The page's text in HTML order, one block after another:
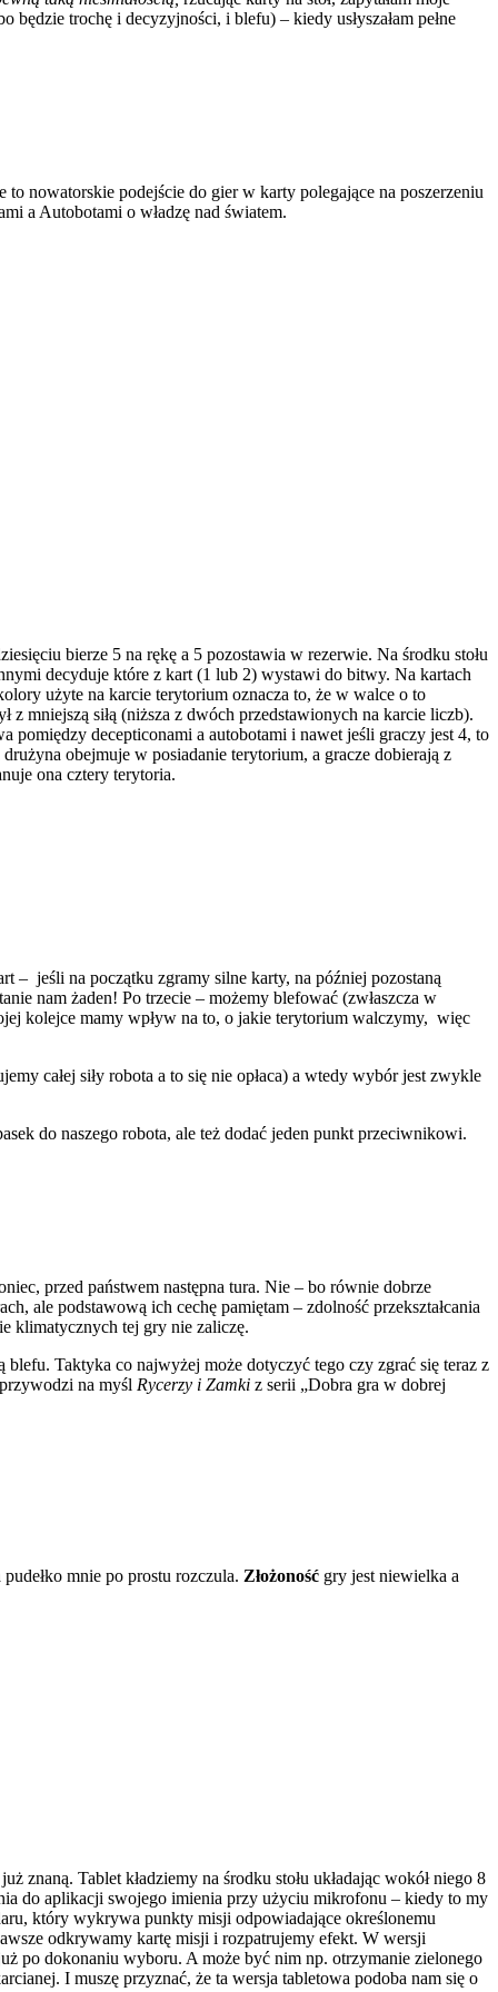
trochę i decyzyjności, i blefu) – kiedy usłyszałam pełne
nowatorskie podejście do gier w karty polegające na poszerzeniu
a Autobotami o władzę nad światem.
bierze 5 na rękę a 5 pozostawia w rezerwie. Na środku stołu
decyduje które z kart (1 lub 2) wystawi do bitwy. Na kartach
użyte na karcie terytorium oznacza to, że w walce o to
mniejszą siłą (niższa z dwóch przedstawionych na karcie liczb).
pomiędzy decepticonami a autobotami i nawet jeśli graczy jest 4, to
obejmuje w posiadanie terytorium, a gracze dobierają z
ona cztery terytoria.
– jeśli na początku zgramy silne karty, na później pozostaną
nam żaden! Po trzecie – możemy blefować (zwłaszcza w
kolejce mamy wpływ na to, o jakie terytorium walczymy, więc
całej siły robota a to się nie opłaca) a wtedy wybór jest zwykle
do naszego robota, ale też dodać jeden punkt przeciwnikowi.
przed państwem następna tura. Nie – bo równie dobrze
ale podstawową ich cechę pamiętam – zdolność przekształcania
klimatycznych tej gry nie zaliczę.
Taktyka co najwyżej może dotyczyć tego czy zgrać się teraz z
na myśl Rycerzy i Zamki z serii „Dobra gra w dobrej
mnie po prostu rozczula. Złożoność gry jest niewielka a
Tablet kładziemy na środku stołu układając wokół niego 8
do aplikacji swojego imienia przy użyciu mikrofonu – kiedy to my
który wykrywa punkty misji odpowiadające określonemu
odkrywamy kartę misji i rozpatrujemy efekt. W wersji
po dokonaniu wyboru. A może być nim np. otrzymanie zielonego
I muszę przyznać, że ta wersja tabletowa podoba nam się o